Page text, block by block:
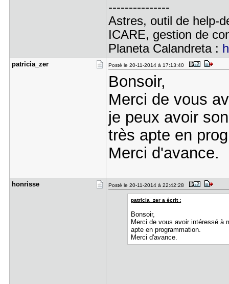
---------------
Astres, outil de help-
ICARE, gestion de
Planeta Calandreta :
patricia_z​er Posté le 20-11-2014 à 17:13:40
Bonsoir,
Merci de vous
je peux avoir
très apte en
Merci d'avance.
honrisse Posté le 20-11-2014 à 22:42:28
patricia_zer a écrit :
Bonsoir,
Merci de vous avoir intéressé à
apte en programmation.
Merci d'avance.